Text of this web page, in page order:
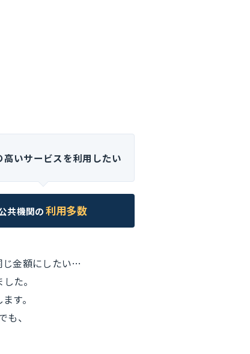
高いサービスを利用したい
共機関の利用多数
じ金額にしたい…
た。
す。
、